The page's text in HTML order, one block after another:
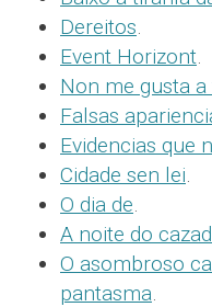
Dereitos.
Event Horizont.
Non me gusta
Falsas
Evidencias que
Cidade sen lei.
O dia de.
A noite do
O asombroso
pantasma.